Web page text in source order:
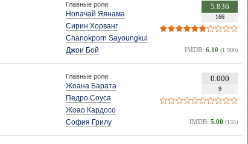
Главные роли:
Нопачай Яянама
Сирин Хорванг
Chanokporn Sayoungkul
Джои Бой
5.836
166
IMDB: 6.10 (1 900)
Главные роли:
Жоана Барата
Педро Соуса
Жоао Кардосо
София Грилу
0.000
9
IMDB: 5.00 (135)